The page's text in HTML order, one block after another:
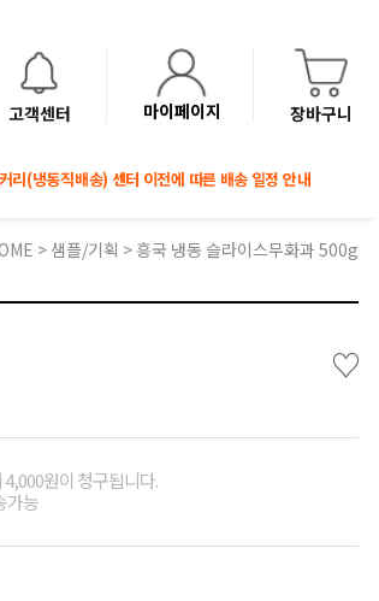
고객센터 마이페이지 장바구니
복절 배송안내
> 샘플/기획 > 흥국 냉동 슬라이스무화과 500g
♡
원이 청구됩니다.
가능